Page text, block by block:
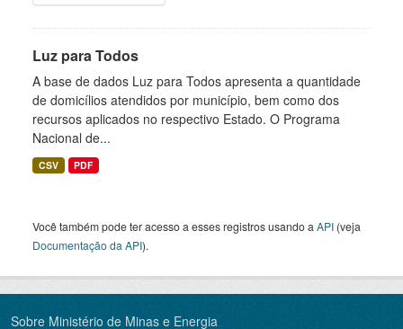
Luz para Todos
A base de dados Luz para Todos apresenta a quantidade
de domicílios atendidos por município, bem como dos
recursos aplicados no respectivo Estado. O Programa
Nacional de...
CSV PDF
Você também pode ter acesso a esses registros usando a API (veja
Documentação da API).
Sobre Ministério de Minas e Energia